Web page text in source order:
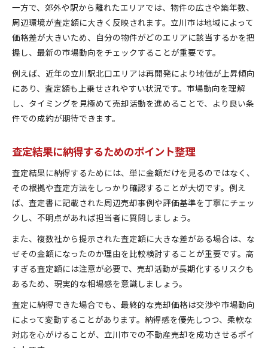
一方で、郊外や駅から離れたエリアでは、物件の広さや築年数、
周辺環境が査定額に大きく反映されます。立川市は地域によって
価格差が大きいため、自分の物件がどのエリアに該当するかを把
握し、最新の市場動向をチェックすることが重要です。
例えば、近年の立川駅北口エリアは再開発により地価が上昇傾向
にあり、査定額も上乗せされやすい状況です。市場動向を理解
し、タイミングを見極めて売却活動を進めることで、より良い条
件での成約が期待できます。
査定結果に納得するためのポイント整理
査定結果に納得するためには、単に金額だけを見るのではなく、
その根拠や査定方法をしっかり確認することが大切です。例え
ば、査定書に記載された周辺売却事例や評価基準を丁寧にチェッ
クし、不明点があれば担当者に質問しましょう。
また、複数社から提示された査定額に大きな差がある場合は、な
ぜその金額になったのか理由を比較検討することが重要です。高
すぎる査定額には注意が必要で、売却活動が長期化するリスクも
あるため、現実的な相場感を意識しましょう。
査定に納得できた場合でも、最終的な売却価格は交渉や市場動向
によって変動することがあります。納得感を優先しつつ、柔軟な
対応を心がけることが、立川市での不動産売却を成功させるポイ